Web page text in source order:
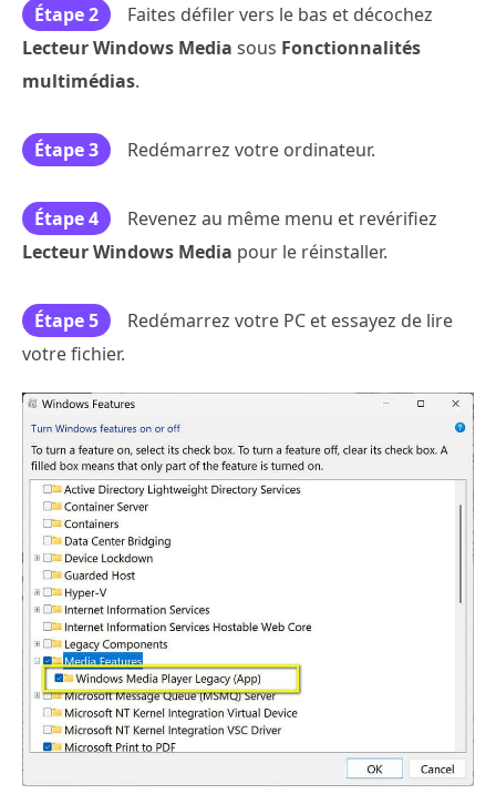
Étape 2
Faites défiler vers le bas et décochez
Lecteur Windows Media sous Fonctionnalités
multimédias.
Étape 3 Redémarrez votre ordinateur.
Étape 4
Revenez au même menu et revérifiez
Lecteur Windows Media pour le réinstaller.
Étape 5
Redémarrez votre PC et essayez de lire
votre fichier.